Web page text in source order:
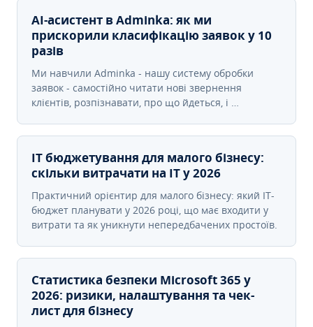
AI-асистент в Adminka: як ми
прискорили класифікацію заявок у 10
разів
Ми навчили Adminka - нашу систему обробки
заявок - самостійно читати нові звернення
клієнтів, розпізнавати, про що йдеться, і …
IT бюджетування для малого бізнесу:
скільки витрачати на IT у 2026
Практичний орієнтир для малого бізнесу: який IT-
бюджет планувати у 2026 році, що має входити у
витрати та як уникнути непередбачених простоїв.
Статистика безпеки Microsoft 365 у
2026: ризики, налаштування та чек-
лист для бізнесу